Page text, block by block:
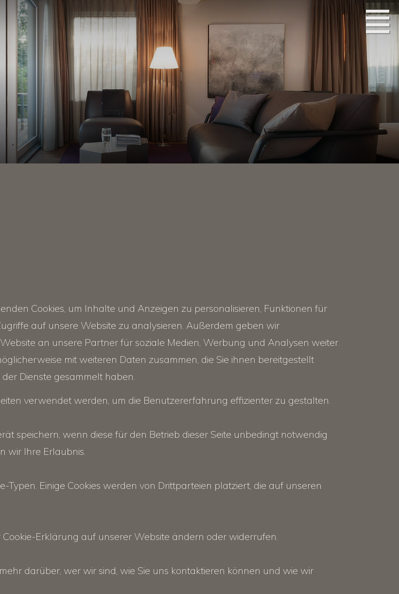
Cookies, um Inhalte und Anzeigen zu personalisieren, Funktionen für
auf unsere Website zu analysieren. Außerdem geben wir
an unsere Partner für soziale Medien, Werbung und Analysen weiter.
mit weiteren Daten zusammen, die Sie ihnen bereitgestellt
Dienste gesammelt haben.
verwendet werden, um die Benutzererfahrung effizienter zu gestalten.
speichern, wenn diese für den Betrieb dieser Seite unbedingt notwendig
wir Ihre Erlaubnis.
Typen. Einige Cookies werden von Drittparteien platziert, die auf unseren
Erklärung auf unserer Website ändern oder widerrufen.
darüber, wer wir sind, wie Sie uns kontaktieren können und wie wir